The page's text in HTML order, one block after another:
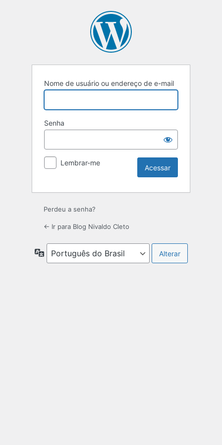
Nome de usuário ou endereço de e-mail
Senha
Lembrar-me
Perdeu a senha?
← Ir para Blog Nivaldo Cleto
Idioma